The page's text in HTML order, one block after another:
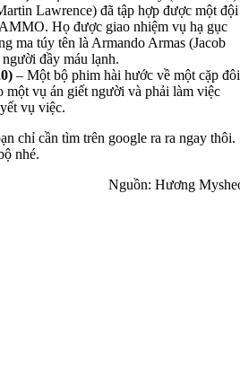
Lawrence) đã tập hợp được một đội
Họ được giao nhiệm vụ hạ gục
ma túy tên là Armando Armas (Jacob
đầy máu lạnh.
– Một bộ phim hài hước về một cặp đôi
một vụ án giết người và phải làm việc
vụ việc.
chỉ cần tìm trên google ra ra ngay thôi.
nhé.
Nguồn: Hương